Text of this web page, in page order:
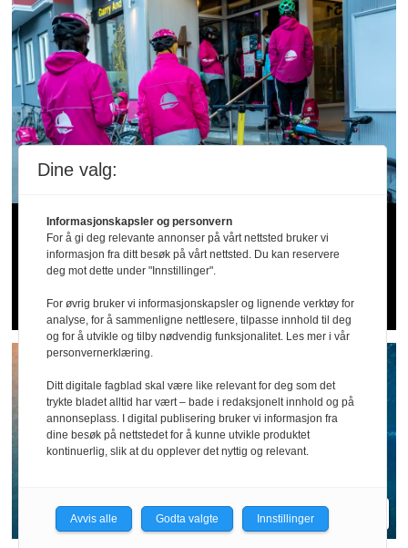
Arbeidstilsynet hos Wolt og
Foodora: – Tyder på sosial
dumping og utnytting
Dine valg:
Informasjonskapsler og personvern
For å gi deg relevante annonser på vårt nettsted bruker vi
informasjon fra ditt besøk på vårt nettsted. Du kan reservere
deg mot dette under "Innstillinger".
For øvrig bruker vi informasjonskapsler og lignende verktøy for
analyse, for å sammenligne nettlesere, tilpasse innhold til deg
og for å utvikle og tilby nødvendig funksjonalitet. Les mer i vår
personvernerklæring.
Ditt digitale fagblad skal være like relevant for deg som det
trykte bladet alltid har vært – bade i redaksjonelt innhold og på
annonseplass. I digital publisering bruker vi informasjon fra
dine besøk på nettstedet for å kunne utvikle produktet
kontinuerlig, slik at du opplever det nyttig og relevant.
Avvis alle Godta valgte Innstillinger